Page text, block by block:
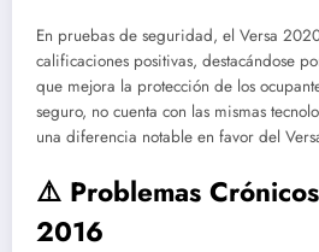
En pruebas de seguridad, el Versa
calificaciones positivas, destacándose
que mejora la protección de los
seguro, no cuenta con las mismas
una diferencia notable en favor del
⚠️ Problemas
2016